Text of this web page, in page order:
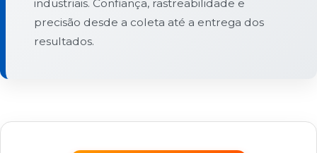
industriais. Confiança, rastreabilidade e
precisão desde a coleta até a entrega dos
resultados.